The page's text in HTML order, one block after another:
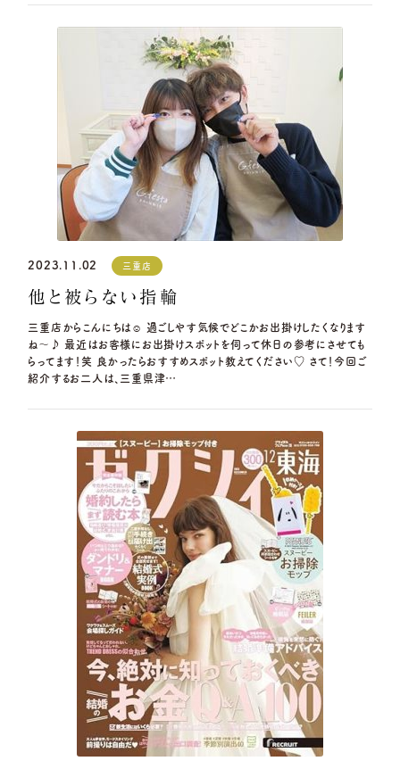
2023.11.02 三重店
他と被らない指輪
三重店からこんにちは☺ 過ごしやす気候でどこかお出掛けしたくなります
ね～♪ 最近はお客様にお出掛けスポットを伺って休日の参考にさせても
らってます！笑 良かったらおすすめスポット教えてください♡ さて！今回ご
紹介するお二人は、三重県津…